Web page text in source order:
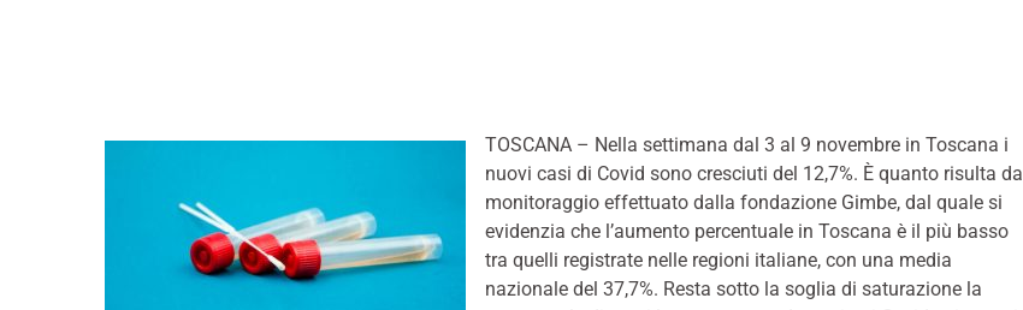
TOSCANA – Nella settimana dal 3 al 9 novembre in Toscana i
nuovi casi di Covid sono cresciuti del 12,7%. È quanto risulta dal
monitoraggio effettuato dalla fondazione Gimbe, dal quale si
evidenzia che l’aumento percentuale in Toscana è il più basso
tra quelli registrate nelle regioni italiane, con una media
nazionale del 37,7%. Resta sotto la soglia di saturazione la